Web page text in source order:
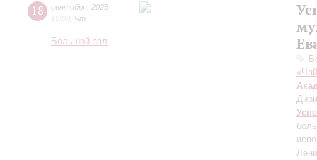
18 сентября 2025
19:00 Чт
Большой зал